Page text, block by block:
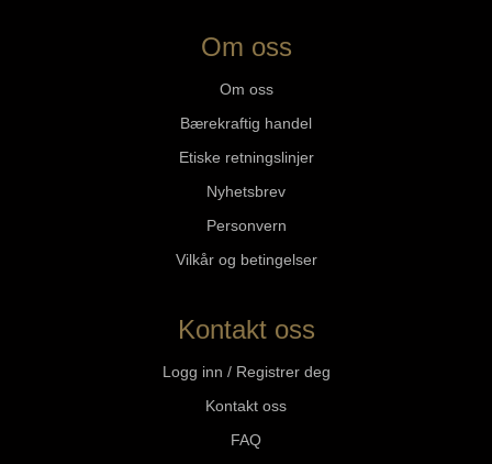
Om oss
Om oss
Bærekraftig handel
Etiske retningslinjer
Nyhetsbrev
Personvern
Vilkår og betingelser
Kontakt oss
Logg inn / Registrer deg
Kontakt oss
FAQ